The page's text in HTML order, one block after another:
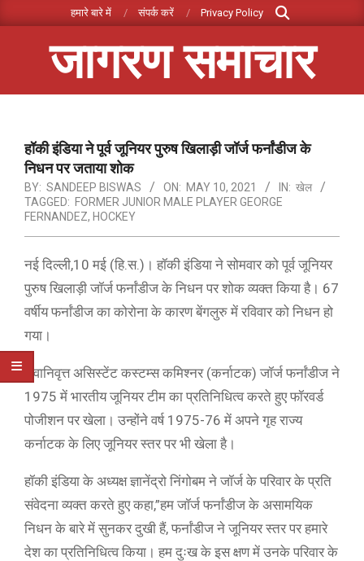
to
हमारे बारे में संपर्क करें Privacy Policy
Search
जागरण समाचार
Menuहॉकी इंडिया ने पूर्व जूनियर पुरुष खिलाड़ी जॉर्ज फर्नांडीज के
निधन पर जताया शोक
BY: SANDEEP BISWAS ON: MAY 10, 2021 IN: खेल
TAGGED: FORMER JUNIOR MALE PLAYER GEORGE
FERNANDEZ, HOCKEY
नई दिल्ली,10 मई (हि.स.)। हॉकी इंडिया ने सोमवार को पूर्व जूनियर
पुरुष खिलाड़ी जॉर्ज फर्नांडीज के निधन पर शोक व्यक्त किया है। 67
वर्षीय फर्नांडीज का कोरोना के कारण बेंगलुरु में रविवार को निधन हो
गया।
सेवानिवृत्त असिस्टेंट कस्टम्स कमिश्नर (कर्नाटक) जॉर्ज फर्नांडीज ने
1975 में भारतीय जूनियर टीम का प्रतिनिधित्व करते हुए फॉरवर्ड
पोजीशन पर खेला। उन्होंने वर्ष 1975-76 में अपने गृह राज्य
कर्नाटक के लिए जूनियर स्तर पर भी खेला है।
हॉकी इंडिया के अध्यक्ष ज्ञानेंद्रो निंगोबम ने जॉर्ज के परिवार के प्रति
संवेदना व्यक्त करते हुए कहा,”हम जॉर्ज फर्नांडीज के असामयिक
निधन के बारे में सुनकर दुखी हैं, फर्नांडीज ने जूनियर स्तर पर हमारे
देश का प्रतिनिधित्व किया। हम दुःख के इस क्षण में उनके परिवार के